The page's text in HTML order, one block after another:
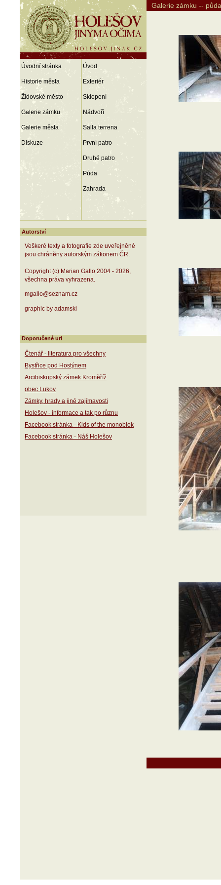
Galerie zámku -- půda
Úvodní stránka
Historie města
Židovské město
Galerie zámku
Úvod
Exteriér
Sklepení
Nádvoří
Salla terrena
První patro
Druhé patro
Půda
Zahrada
Galerie města
Diskuze
Autorství
Veškeré texty a fotografie zde uveřejněné
jsou chráněny autorským zákonem ČR.
Copyright (c) Marian Gallo 2004 - 2026,
všechna práva vyhrazena.
mgallo@seznam.cz
graphic by adamski
Doporučené url
Čtenář - literatura pro všechny
Bystřice pod Hostýnem
Arcibiskupský zámek Kroměříž
obec Lukov
Zámky, hrady a jiné zajímavosti
Holešov - informace a tak po různu
Facebook stránka - Kids of the monoblok
Facebook stránka - Náš Holešov